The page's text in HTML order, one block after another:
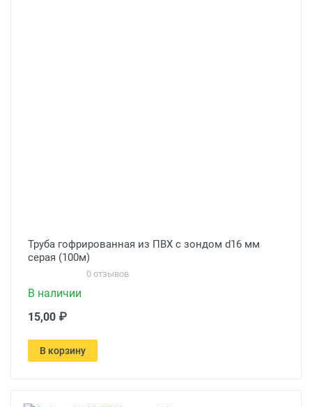
Труба гофрированная из ПВХ с зондом d16 мм
серая (100м)
0 отзывов
В наличии
15,00 ₽
В корзину